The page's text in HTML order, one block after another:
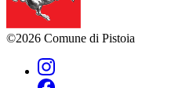
©2026 Comune di Pistoia